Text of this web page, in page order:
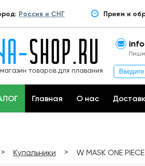
Россия и СНГ Прием и
товаров для плавания
Главная О нас
> Купальники > W MASK ONE